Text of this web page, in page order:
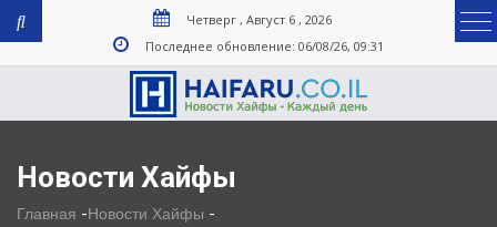
Четверг , Август 6 , 2026
Последнее обновление: 06/08/26, 09:31
Новости Хайфы
Главная -Новости Хайфы -